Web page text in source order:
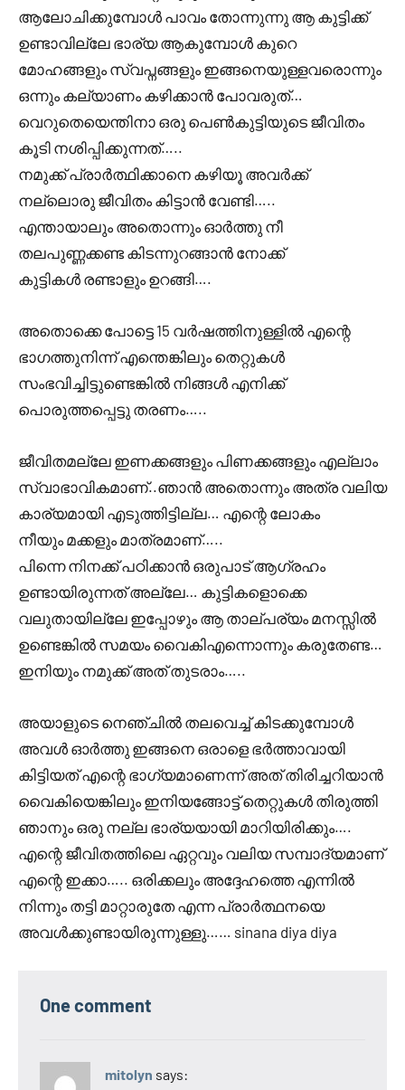
ആലോചിക്കുമ്പോൾ പാവം തോന്നുന്നു ആ കുട്ടിക്ക്
ഉണ്ടാവില്ലേ ഭാര്യ ആകുമ്പോൾ കുറെ
മോഹങ്ങളും സ്വപ്നങ്ങളും ഇങ്ങനെയുള്ളവരൊന്നും
ഒന്നും കല്യാണം കഴിക്കാൻ പോവരുത്…
വെറുതെയെന്തിനാ ഒരു പെൺകുട്ടിയുടെ ജീവിതം
കൂടി നശിപ്പിക്കുന്നത്…..
നമുക്ക് പ്രാർത്ഥിക്കാനെ കഴിയൂ അവർക്ക്
നല്ലൊരു ജീവിതം കിട്ടാൻ വേണ്ടി…..
എന്തായാലും അതൊന്നും ഓർത്തു നീ
തലപുണ്ണക്കണ്ട കിടന്നുറങ്ങാൻ നോക്ക്
കുട്ടികൾ രണ്ടാളും ഉറങ്ങി….
അതൊക്കെ പോട്ടെ 15 വർഷത്തിനുള്ളിൽ എന്റെ
ഭാഗത്തുനിന്ന് എന്തെങ്കിലും തെറ്റുകൾ
സംഭവിച്ചിട്ടുണ്ടെങ്കിൽ നിങ്ങൾ എനിക്ക്
പൊരുത്തപ്പെട്ടു തരണം…..
ജീവിതമല്ലേ ഇണക്കങ്ങളും പിണക്കങ്ങളും എല്ലാം
സ്വാഭാവികമാണ്..ഞാൻ അതൊന്നും അത്ര വലിയ
കാര്യമായി എടുത്തിട്ടില്ല… എന്റെ ലോകം
നീയും മക്കളും മാത്രമാണ്…..
പിന്നെ നിനക്ക് പഠിക്കാൻ ഒരുപാട് ആഗ്രഹം
ഉണ്ടായിരുന്നത് അല്ലേ… കുട്ടികളൊക്കെ
വലുതായില്ലേ ഇപ്പോഴും ആ താല്പര്യം മനസ്സിൽ
ഉണ്ടെങ്കിൽ സമയം വൈകിഎന്നൊന്നും കരുതേണ്ട…
ഇനിയും നമുക്ക് അത് തുടരാം…..
അയാളുടെ നെഞ്ചിൽ തലവെച്ച് കിടക്കുമ്പോൾ
അവൾ ഓർത്തു ഇങ്ങനെ ഒരാളെ ഭർത്താവായി
കിട്ടിയത് എന്റെ ഭാഗ്യമാണെന്ന് അത് തിരിച്ചറിയാൻ
വൈകിയെങ്കിലും ഇനിയങ്ങോട്ട് തെറ്റുകൾ തിരുത്തി
ഞാനും ഒരു നല്ല ഭാര്യയായി മാറിയിരിക്കും….
എന്റെ ജീവിതത്തിലെ ഏറ്റവും വലിയ സമ്പാദ്യമാണ്
എന്റെ ഇക്കാ….. ഒരിക്കലും അദ്ദേഹത്തെ എന്നിൽ
നിന്നും തട്ടി മാറ്റാരുതേ എന്ന പ്രാർത്ഥനയെ
അവൾക്കുണ്ടായിരുന്നുള്ളു…… sinana diya diya
One comment
mitolyn says: